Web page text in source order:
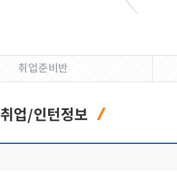
취업준비반
취업/인턴정보